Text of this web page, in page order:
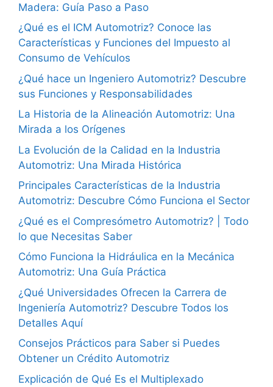
Madera: Guía Paso a Paso
¿Qué es el ICM Automotriz? Conoce las
Características y Funciones del Impuesto al
Consumo de Vehículos
¿Qué hace un Ingeniero Automotriz? Descubre
sus Funciones y Responsabilidades
La Historia de la Alineación Automotriz: Una
Mirada a los Orígenes
La Evolución de la Calidad en la Industria
Automotriz: Una Mirada Histórica
Principales Características de la Industria
Automotriz: Descubre Cómo Funciona el Sector
¿Qué es el Compresómetro Automotriz? | Todo
lo que Necesitas Saber
Cómo Funciona la Hidráulica en la Mecánica
Automotriz: Una Guía Práctica
¿Qué Universidades Ofrecen la Carrera de
Ingeniería Automotriz? Descubre Todos los
Detalles Aquí
Consejos Prácticos para Saber si Puedes
Obtener un Crédito Automotriz
Explicación de Qué Es el Multiplexado